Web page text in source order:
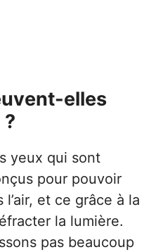
elles
yeux qui sont
pour pouvoir
et ce grâce à la
la lumière.
pas beaucoup